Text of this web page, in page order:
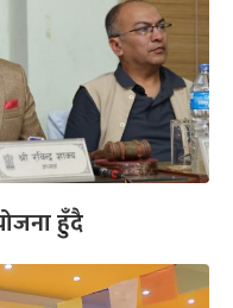
हुँदै